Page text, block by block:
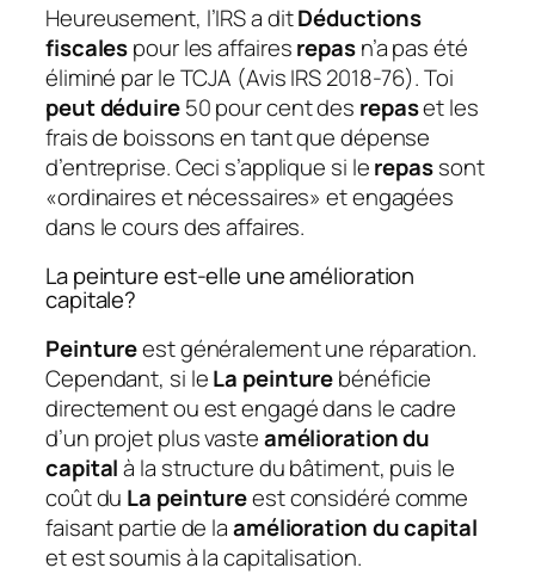
Heureusement, l’IRS a ditDéductions
fiscalespour les affairesrepasn’a pas été
éliminé par le TCJA (Avis IRS 2018-76). Toi
peut déduire50 pour cent des repaset les
frais de boissons en tant que dépense
d’entreprise. Ceci s’applique si lerepassont
«ordinaires et nécessaires» et engagées
dans le cours des affaires.
La peinture est-elle une amélioration
capitale?
Peintureest généralement une réparation.
Cependant, si leLa peinturebénéficie
directement ou est engagé dans le cadre
d’un projet plus vasteamélioration du
capitalà la structure du bâtiment, puis le
coût du La peintureest considéré comme
faisant partie de laamélioration du capital
et est soumis à la capitalisation.